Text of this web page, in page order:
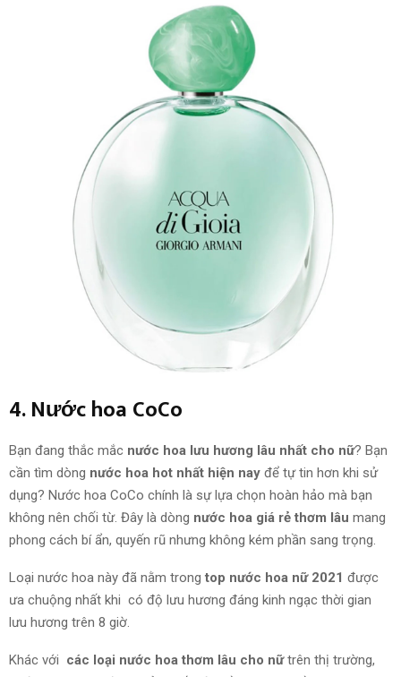
4. Nước hoa CoCo
Bạn đang thắc mắc nước hoa lưu hương lâu nhất cho nữ? Bạn
cần tìm dòng nước hoa hot nhất hiện nay để tự tin hơn khi sử
dụng? Nước hoa CoCo chính là sự lựa chọn hoàn hảo mà bạn
không nên chối từ. Đây là dòng nước hoa giá rẻ thơm lâu mang
phong cách bí ẩn, quyến rũ nhưng không kém phần sang trọng.
Loại nước hoa này đã nằm trong top nước hoa nữ 2021 được
ưa chuộng nhất khi có độ lưu hương đáng kinh ngạc thời gian
lưu hương trên 8 giờ.
Khác với các loại nước hoa thơm lâu cho nữtrên thị trường,